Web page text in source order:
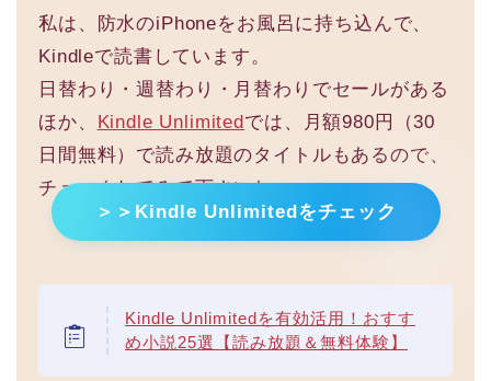
私は、防水のiPhoneをお風呂に持ち込んで、
Kindleで読書しています。
日替わり・週替わり・月替わりでセールがある
ほか、
Kindle Unlimited では、月額980円（30
日間無料）で読み放題のタイトルもあるので、
チェックしてみて下さいね。
＞＞Kindle Unlimitedをチェック
Kindle Unlimitedを有効活用！おすす
め小説25選【読み放題＆無料体験】